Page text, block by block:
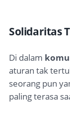
Solidaritas
Di dalam
aturan tak
seorang pun
paling terasa